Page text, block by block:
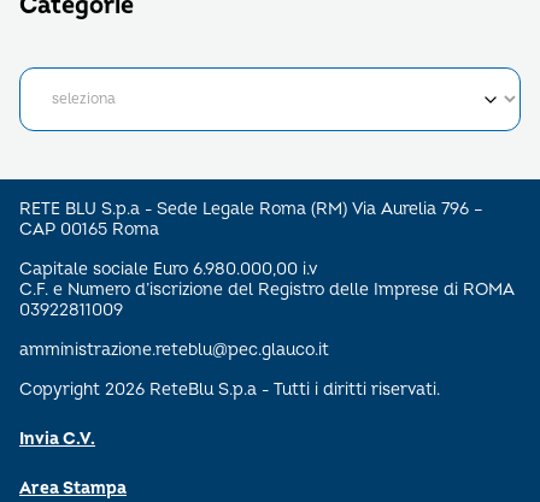
RETE BLU S.p.a - Sede Legale Roma (RM) Via Aurelia 796 –
CAP 00165 Roma
Capitale sociale Euro 6.980.000,00 i.v
C.F. e Numero d’iscrizione del Registro delle Imprese di ROMA
03922811009
amministrazione.reteblu@pec.glauco.it
Copyright 2026 ReteBlu S.p.a - Tutti i diritti riservati.
Invia C.V.
Area Stampa